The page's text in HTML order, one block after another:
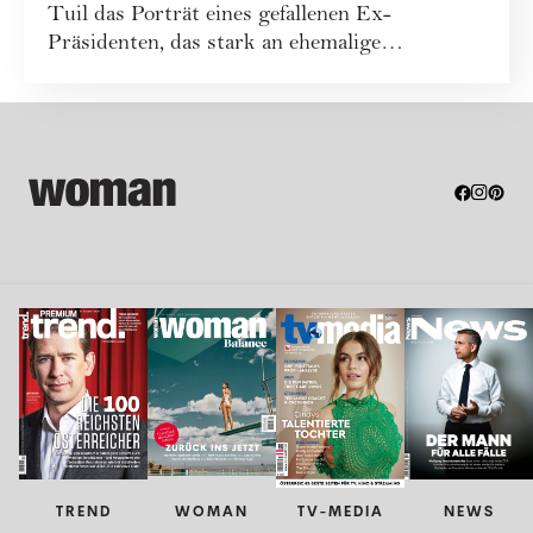
Tuil das Porträt eines gefallenen Ex-
Präsidenten, das stark an ehemalige
TREND WOMAN TV-MEDIA NEWS